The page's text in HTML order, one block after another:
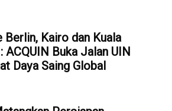
Berlin, Kairo dan Kuala
ACQUIN Buka Jalan UIN
Daya Saing Global